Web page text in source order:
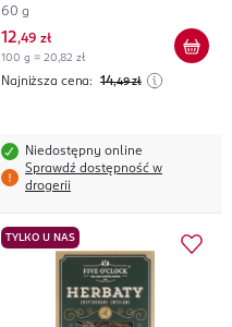
B6 oraz ekstraktami z krwawnika
pospolitego, kopru włoskiego i
aloesu, suplement diety,
Równowaga i komfort
menstruacyjny
60 g
12,49 zł
100 g = 20,82 zł
Najniższa cena: 14,49 zł
Niedostępny online
Sprawdź dostępność w
drogerii
TYLKO U NAS